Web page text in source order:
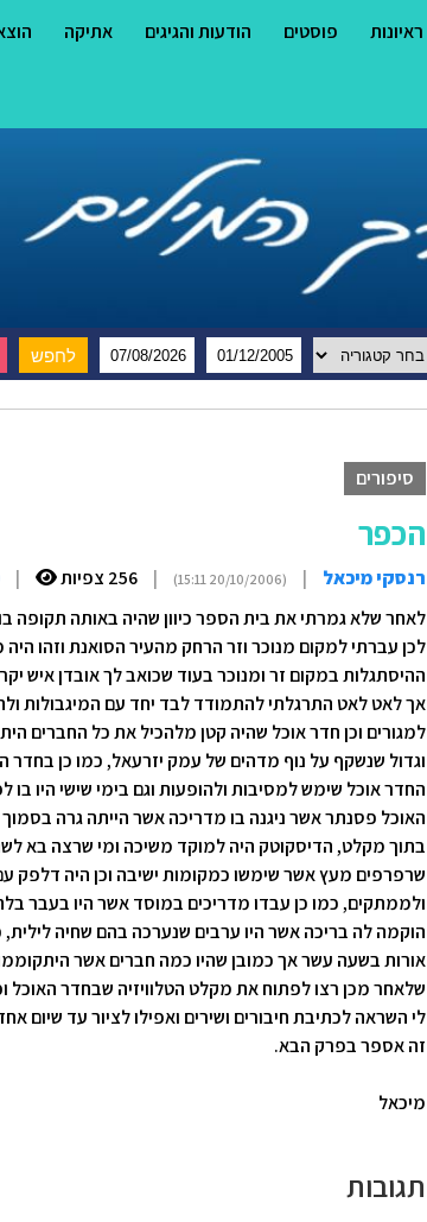
ראיונות פוסטים הודעות והגיגים אתיקה
סיפורים
הכפר
רנסקי מיכאל |
(20/10/2006 15:11)
| 256 צפיות |
לאחר שלא גמרתי את בית הספר כיוון שהיה באותה תקופה
לכן עברתי למקום מנוכר וזר הרחק מהעיר הסואנת וזהו
ההיסתגלות במקום זר ומנוכר בעוד שכואב לך אובדן איש
אך לאט לאט התרגלתי להתמודד לבד יחד עם המיגבולות
למגורים וכן חדר אוכל שהיה קטן מלהכיל את כל החברים
וגדול שנשקף על נוף מדהים של עמק יזרעאל, כמו כן בחדר
החדר אוכל שימש למסיבות ולהופעות וגם בימי שישי היו
האוכל פסנתר אשר ניגנה בו מדריכה אשר הייתה גרה
בתוך מקלט, הדיסקוטק היה למוקד משיכה ומי שרצה בא
שרפרפים מעץ אשר שימשו כמקומות ישיבה וכן היה דלפק
ולממתקים, כמו כן עבדו מדריכים במוסד אשר היו בעבר
הוקמה לה בריכה אשר היו ערבים שנערכה בהם שחיה
אורות בשעה עשר אך כמובן שהיו כמה חברים אשר
שלאחר מכן רצו לפתוח את מקלט הטלוויזיה שבחדר האוכל
לי השראה לכתיבת חיבורים ושירים ואפילו לציור עד
זה אספר בפרק הבא.
מיכאל
תגובות